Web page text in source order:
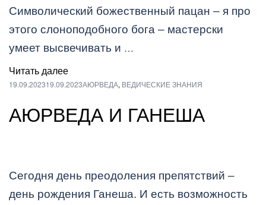
Символический божественный пацан – я про
этого слоноподобного бога – мастерски
умеет высвечивать и …
Читать далее
19.09.202319.09.2023АЮРВЕДА, ВЕДИЧЕСКИЕ ЗНАНИЯ
АЮРВЕДА И ГАНЕША
Сегодня день преодоления препятствий –
день рождения Ганеша. И есть возможность